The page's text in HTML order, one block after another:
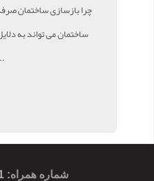
چرا بازسازی ساختمان
ساختمان می تواند به
شماره همراه: